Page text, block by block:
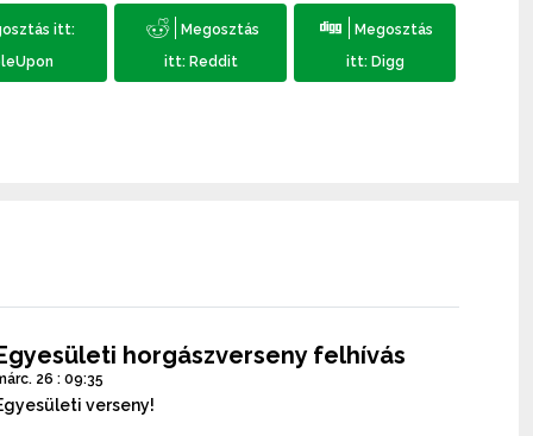
horgászverseny felhívás
26 : 09:35
verseny!